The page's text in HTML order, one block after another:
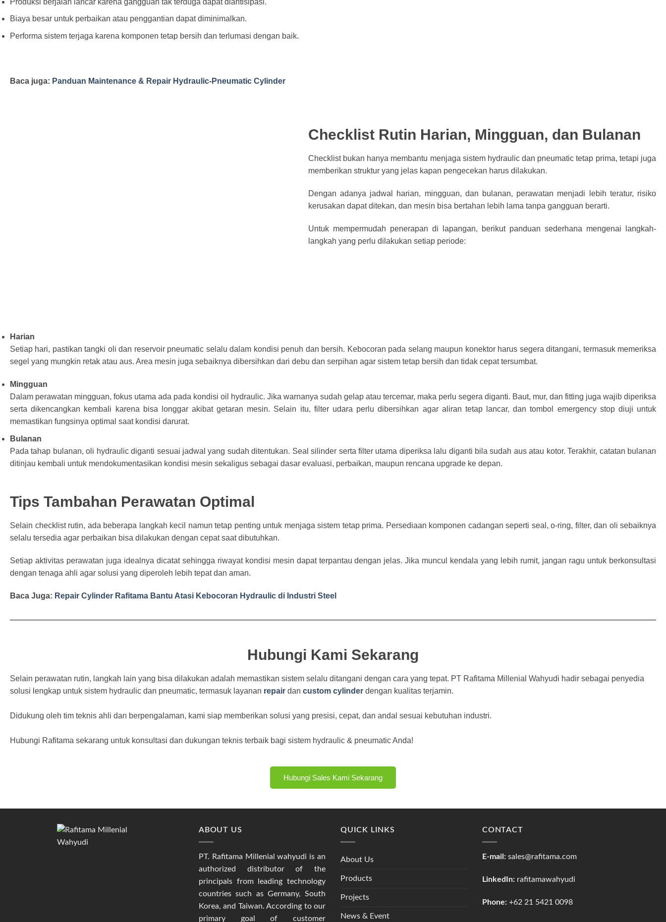
Biaya besar untuk perbaikan atau penggantian dapat diminimalkan.
Performa sistem terjaga karena komponen tetap bersih dan terlumasi dengan baik.
Baca juga: Panduan Maintenance & Repair Hydraulic-Pneumatic Cylinder
Checklist Rutin Harian, Mingguan, dan Bulanan
Checklist bukan hanya membantu menjaga sistem hydraulic dan pneumatic tetap prima, tetapi juga
memberikan struktur yang jelas kapan pengecekan harus dilakukan.
Dengan adanya jadwal harian, mingguan, dan bulanan, perawatan menjadi lebih teratur, risiko
kerusakan dapat ditekan, dan mesin bisa bertahan lebih lama tanpa gangguan berarti.
Untuk mempermudah penerapan di lapangan, berikut panduan sederhana mengenai langkah-
langkah yang perlu dilakukan setiap periode:
Harian
Setiap hari, pastikan tangki oli dan reservoir pneumatic selalu dalam kondisi penuh dan bersih. Kebocoran pada selang maupun konektor harus segera ditangani, termasuk memeriksa
segel yang mungkin retak atau aus. Area mesin juga sebaiknya dibersihkan dari debu dan serpihan agar sistem tetap bersih dan tidak cepat tersumbat.
Mingguan
Dalam perawatan mingguan, fokus utama ada pada kondisi oil hydraulic. Jika warnanya sudah gelap atau tercemar, maka perlu segera diganti. Baut, mur, dan fitting juga wajib diperiksa
serta dikencangkan kembali karena bisa longgar akibat getaran mesin. Selain itu, filter udara perlu dibersihkan agar aliran tetap lancar, dan tombol emergency stop diuji untuk
memastikan fungsinya optimal saat kondisi darurat.
Bulanan
Pada tahap bulanan, oli hydraulic diganti sesuai jadwal yang sudah ditentukan. Seal silinder serta filter utama diperiksa lalu diganti bila sudah aus atau kotor. Terakhir, catatan bulanan
ditinjau kembali untuk mendokumentasikan kondisi mesin sekaligus sebagai dasar evaluasi, perbaikan, maupun rencana upgrade ke depan.
Tips Tambahan Perawatan Optimal
Selain checklist rutin, ada beberapa langkah kecil namun tetap penting untuk menjaga sistem tetap prima. Persediaan komponen cadangan seperti seal, o-ring, filter, dan oli sebaiknya
selalu tersedia agar perbaikan bisa dilakukan dengan cepat saat dibutuhkan.
Setiap aktivitas perawatan juga idealnya dicatat sehingga riwayat kondisi mesin dapat terpantau dengan jelas. Jika muncul kendala yang lebih rumit, jangan ragu untuk berkonsultasi
dengan tenaga ahli agar solusi yang diperoleh lebih tepat dan aman.
Baca Juga: Repair Cylinder Rafitama Bantu Atasi Kebocoran Hydraulic di Industri Steel
Hubungi Kami Sekarang
Selain perawatan rutin, langkah lain yang bisa dilakukan adalah memastikan sistem selalu ditangani dengan cara yang tepat. PT Rafitama Millenial Wahyudi hadir sebagai penyedia
solusi lengkap untuk sistem hydraulic dan pneumatic, termasuk layanan repair dan custom cylinder dengan kualitas terjamin.
Didukung oleh tim teknis ahli dan berpengalaman, kami siap memberikan solusi yang presisi, cepat, dan andal sesuai kebutuhan industri.
Hubungi Rafitama sekarang untuk konsultasi dan dukungan teknis terbaik bagi sistem hydraulic & pneumatic Anda!
Hubungi Sales Kami Sekarang
ABOUT US
PT. Rafitama Millenial wahyudi is an
authorized distributor of the
principals from leading technology
countries such as Germany, South
Korea, and Taiwan. According to our
primary goal of customer
QUICK LINKS
About Us
Products
Projects
News & Event
CONTACT
E-mail: sales@rafitama.com
LinkedIn: rafitamawahyudi
Phone: +62 21 5421 0098